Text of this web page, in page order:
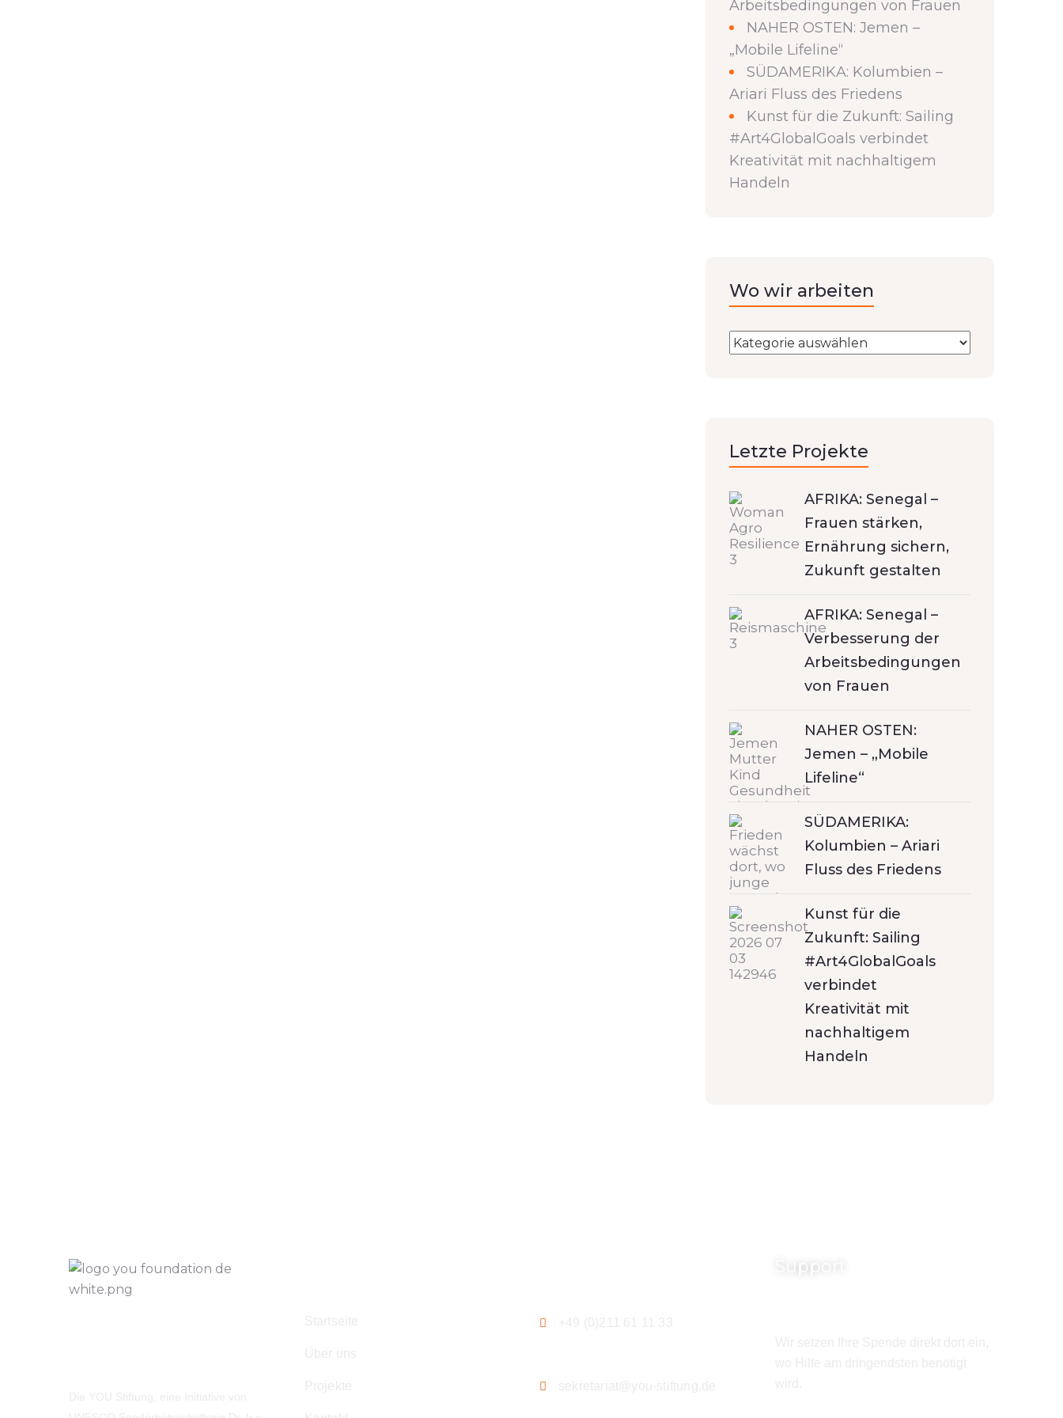
Arbeitsbedingungen von Frauen
NAHER OSTEN: Jemen –
„Mobile Lifeline“
SÜDAMERIKA: Kolumbien –
Ariari Fluss des Friedens
Kunst für die Zukunft: Sailing
#Art4GlobalGoals verbindet
Kreativität mit nachhaltigem
Handeln
Wo wir arbeiten
Letzte Projekte
AFRIKA: Senegal –
Frauen stärken,
Ernährung sichern,
Zukunft gestalten
AFRIKA: Senegal –
Verbesserung der
Arbeitsbedingungen
von Frauen
NAHER OSTEN:
Jemen – „Mobile
Lifeline“
SÜDAMERIKA:
Kolumbien – Ariari
Fluss des Friedens
Kunst für die
Zukunft: Sailing
#Art4GlobalGoals
verbindet
Kreativität mit
nachhaltigem
Handeln
Support